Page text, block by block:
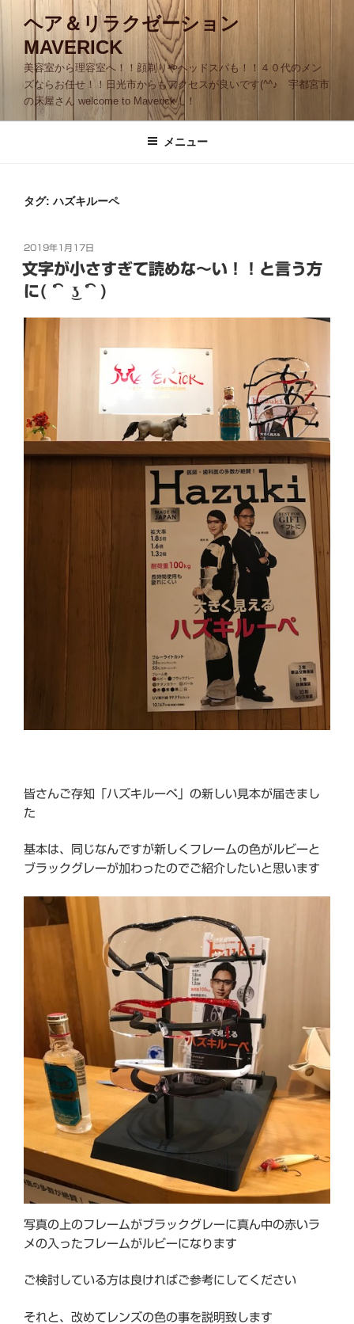
ス
ヘア＆リラクゼーション
MAVERICK
美容室から理容室へ！！顔剃りやヘッドスパも！！４０代のメン
ズならお任せ！！日光市からもアクセスが良いです(^^♪ 宇都宮市
の床屋さん welcome to Maverick！！
メニュー
タグ:ハズキルーペ
投
稿
日:
2019年1月17日
文字が小さすぎて読めな～い！！と言う方
に( ͡° ͜ʖ ͡°)
皆さんご存知「ハズキルーペ」の新しい見本が届きまし
た
基本は、同じなんですが新しくフレームの色がルビーと
ブラックグレーが加わったのでご紹介したいと思います
写真の上のフレームがブラックグレーに真ん中の赤いラ
メの入ったフレームがルビーになります
ご検討している方は良ければご参考にしてください
それと、改めてレンズの色の事を説明致します